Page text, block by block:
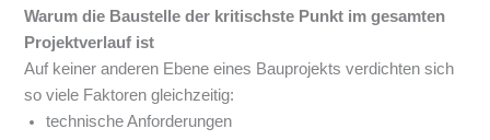
Warum die Baustelle der kritischste Punkt im gesamten
Projektverlauf ist
Auf keiner anderen Ebene eines Bauprojekts verdichten sich
so viele Faktoren gleichzeitig:
technische Anforderungen